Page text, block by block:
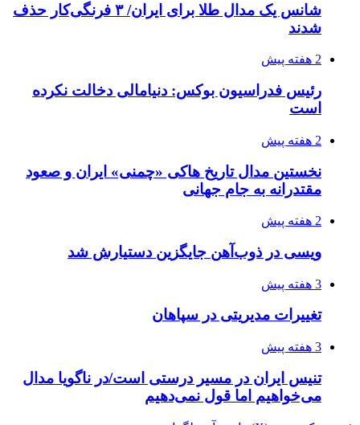
شانس یک مدال طلا برای ایران/ ۳ فرنگی‌کار حذف
شدند
2 هفته پیش
رئیس فدراسیون بوکس: دنیامالی دخالت نکرده
است
2 هفته پیش
نخستین مدال تاریخ هاکی «چمنی» ایران و صعود
مقتدرانه به جام جهانی
2 هفته پیش
ویسی در ذوب‌آهن جایگزین دستیارش شد
3 هفته پیش
تغییرات مدیریتی در سپاهان
3 هفته پیش
تنیس ایران در مسیر درستی است/در ناگویا مدال
می‌خواهیم اما قول نمی‌دهیم